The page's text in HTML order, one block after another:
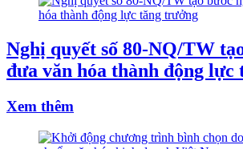
Nghị quyết số 80-NQ/TW
đưa văn hóa thành động
Xem thêm